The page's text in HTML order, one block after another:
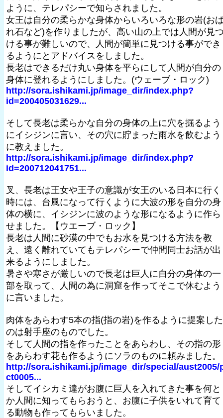
ように、テレパシーで知らされました。
女王は自分の柔らかな身体からいろいろな形の岩(お
れ石など)を作りましたが、高い山の上では人間が見
ける事が難しいので、人間が簡単に見つける事ができ
るようにとアドバイスをしました。
長老はできるだけ丸い身体を平らにして人間が自分の
身体に登れるようにしました。(ウェーブ・ロック)
http://sora.ishikami.jp/image_dir/index.php?
id=200405031629...
そして長老は柔らかな自分の身体の上に穴を掘るよう
にイシジンに言い、その穴に貯まった雨水を飲むよう
に教えました。
http://sora.ishikami.jp/image_dir/index.php?
id=200712041751...
叉、長老は王女や王子の意識が女王のいる日本に行く
時には、台風になって行くように大波の形を自分の身
体の横に、イシジンに波のような形になるように作ら
せました。【ウエーブ・ロック】
長老は人間に砂漠の中でもお水を見つける方法を教
え、遠く離れていてもテレパシーで仲間同士お話が出
来るようにしました。
暑さや寒さが厳しいので長老は巨人に自分の身体の一
部を取って、人間の為に洞窟を作ってそこで休むよう
に言いました。
肉体をあらわす5本の指(指の岩)を作るように提案した
のは射手座のものでした。
そして人間の指を作ったことをあらわし、その指の形
をあらわす花も作るようにソラのものに頼みました。
http://sora.ishikami.jp/image_dir/special/aust2005/
ct0005...
そしてイシカミ達がお腹に巨人を入れてきた事を何と
か人間に知ってもらおうと、お腹に子供をいれて育て
る動物も作ってもらいました。